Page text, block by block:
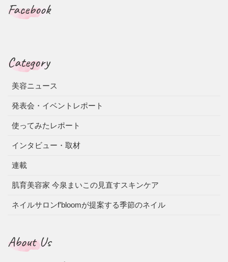
Facebook
Category
美容ニュース
発表会・イベントレポート
使ってみたレポート
インタビュー・取材
連載
肌育美容家 今泉まいこの見直すスキンケア
ネイルサロンf’bloomが提案する季節のネイル
About Us